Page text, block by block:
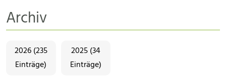
Archiv
2026 (235
Einträge)
2025 (34
Einträge)